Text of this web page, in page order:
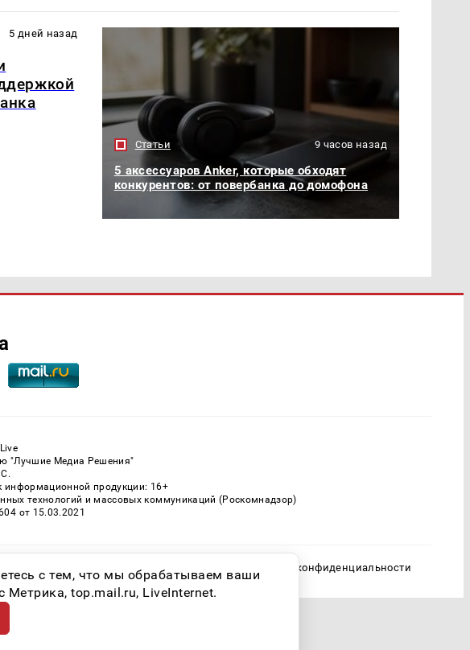
5 дней назад
Статьи 9 часов назад
5 аксессуаров Anker, которые обходят
конкурентов: от повербанка до домофона
"Лучшие Медиа Решения"
информационной продукции: 16+
технологий и массовых коммуникаций (Роскомнадзор)
от 15.03.2021
16+ Политика конфиденциальности
с тем, что мы обрабатываем ваши
Метрика, top.mail.ru, LiveInternet.